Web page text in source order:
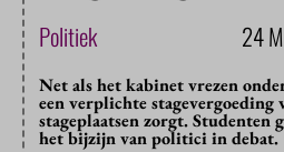
Politiek 24
Net als het kabinet vrezen
een verplichte stagevergoeding
stageplaatsen zorgt. Studenten
het bijzijn van politici in debat.